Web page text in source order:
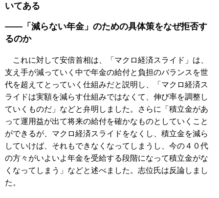
いてある
――「減らない年金」のための具体策をなぜ拒否す
るのか
これに対して安倍首相は、「マクロ経済スライド」は、
支え手が減っていく中で年金の給付と負担のバランスを世
代を超えてとっていく仕組みだと説明し、「マクロ経済ス
ライドは実額を減らす仕組みではなくて、伸び率を調整し
ていくものだ」などと弁明しました。さらに「積立金があ
って運用益が出て将来の給付を確かなものとしていくこと
ができるが、マクロ経済スライドをなくし、積立金を減ら
していけば、それもできなくなってしまうし、今の４０代
の方々がいよいよ年金を受給する段階になって積立金がな
くなってしまう」などと述べました。志位氏は反論しまし
た。